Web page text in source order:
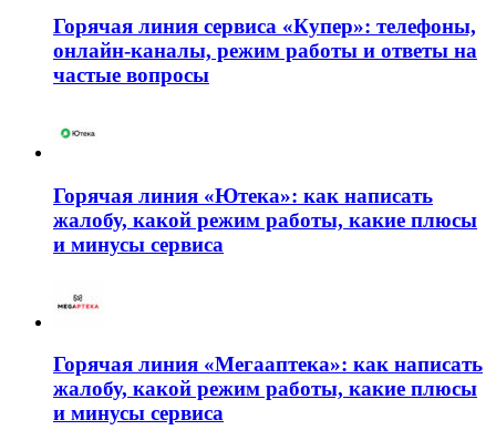
Горячая линия сервиса «Купер»: телефоны,
онлайн-каналы, режим работы и ответы на
частые вопросы
Горячая линия «Ютека»: как написать
жалобу, какой режим работы, какие плюсы
и минусы сервиса
Горячая линия «Мегааптека»: как написать
жалобу, какой режим работы, какие плюсы
и минусы сервиса